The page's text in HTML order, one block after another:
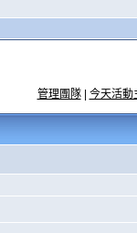
管理團隊| 今天活動